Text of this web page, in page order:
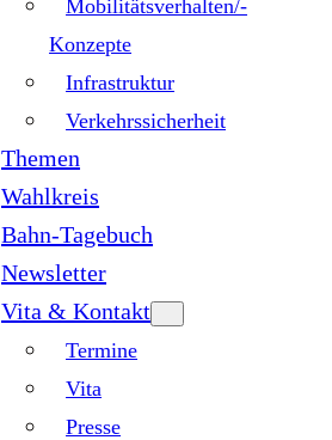
Mobilitätsverhalten/-
Konzepte
Infrastruktur
Verkehrssicherheit
Themen
Wahlkreis
Bahn-Tagebuch
Newsletter
Vita & Kontakt
Termine
Vita
Presse